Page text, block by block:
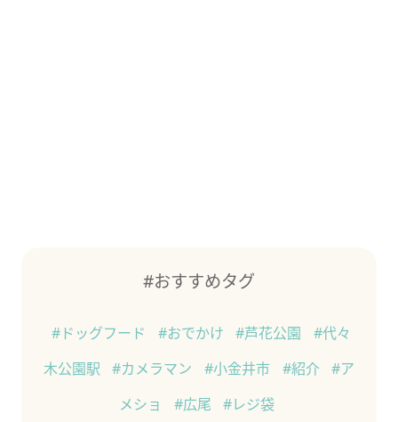
#おすすめタグ
#ドッグフード #おでかけ #芦花公園
#代々
木公園駅
#カメラマン #小金井市 #紹介 #ア
メショ
#広尾 #レジ袋